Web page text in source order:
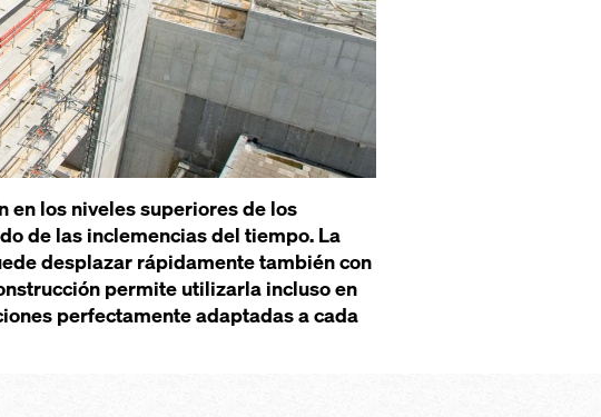
los niveles superiores de los
de las inclemencias del tiempo. La
desplazar rápidamente también con
permite utilizarla incluso en
perfectamente adaptadas a cada